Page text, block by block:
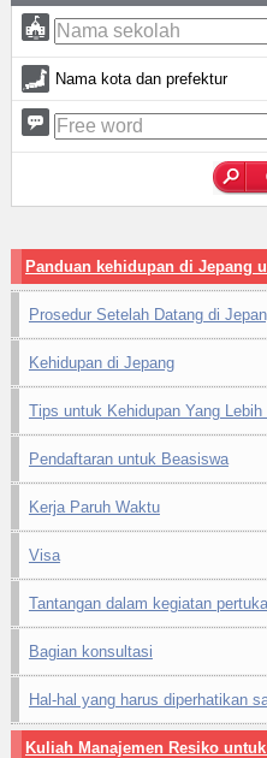
Nama kota dan prefektur
Panduan kehidupan di Jepang
Prosedur Setelah Datang di
Kehidupan di Jepang
Tips untuk Kehidupan Yang
Pendaftaran untuk Beasiswa
Kerja Paruh Waktu
Visa
Tantangan dalam kegiatan
Bagian konsultasi
Hal-hal yang harus diperhatikan
Kuliah Manajemen Resiko